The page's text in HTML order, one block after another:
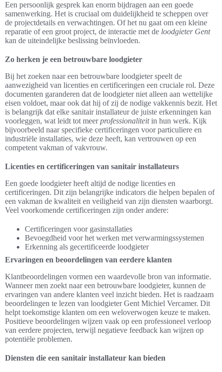
Een persoonlijk gesprek kan enorm bijdragen aan een goede
samenwerking. Het is cruciaal om duidelijkheid te scheppen over
de projectdetails en verwachtingen. Of het nu gaat om een kleine
reparatie of een groot project, de interactie met de loodgieter Gent
kan de uiteindelijke beslissing beïnvloeden.
Zo herken je een betrouwbare loodgieter
Bij het zoeken naar een betrouwbare loodgieter speelt de
aanwezigheid van licenties en certificeringen een cruciale rol. Deze
documenten garanderen dat de loodgieter niet alleen aan wettelijke
eisen voldoet, maar ook dat hij of zij de nodige vakkennis bezit. Het
is belangrijk dat elke sanitair installateur de juiste erkenningen kan
voorleggen, wat leidt tot meerprofessionaliteitin hun werk. Kijk
bijvoorbeeld naar specifieke certificeringen voor particuliere en
industriële installaties, wie deze heeft, kan vertrouwen op een
competent vakman of vakvrouw.
Licenties en certificeringen van sanitair installateurs
Een goede loodgieter heeft altijd de nodige licenties en
certificeringen. Dit zijn belangrijke indicators die helpen bepalen of
een vakman de kwaliteit en veiligheid van zijn diensten waarborgt.
Veel voorkomende certificeringen zijn onder andere:
Certificeringen voor gasinstallaties
Bevoegdheid voor het werken met verwarmingssystemen
Erkenning als gecertificeerde loodgieter
Ervaringen en beoordelingen van eerdere klanten
Klantbeoordelingen vormen een waardevolle bron van informatie.
Wanneer men zoekt naar een betrouwbare loodgieter, kunnen de
ervaringen van andere klanten veel inzicht bieden. Het is raadzaam
beoordelingen te lezen van loodgieter Gent Michiel Vercamer. Dit
helpt toekomstige klanten om een weloverwogen keuze te maken.
Positieve beoordelingen wijzen vaak op een professioneel verloop
van eerdere projecten, terwijl negatieve feedback kan wijzen op
potentiële problemen.
Diensten die een sanitair installateur kan bieden